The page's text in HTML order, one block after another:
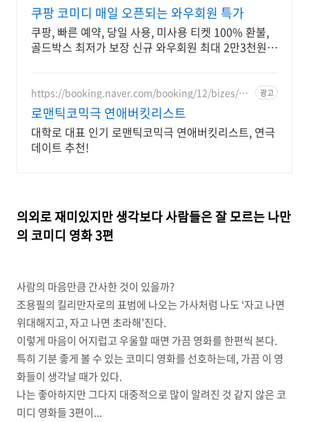
쿠팡 코미디 매일 오픈되는 와우회원 특가
쿠팡, 빠른 예약, 당일 사용, 미사용 티켓 100% 환불,
골드박스 최저가 보장 신규 와우회원 최대 2만3천원
https://booking.naver.com/booking/12/bizes/16
76412
광고
로맨틱코믹극 연애버킷리스트
대학로 대표 인기 로맨틱코믹극 연애버킷리스트, 연극
데이트 추천!
의외로 재미있지만 생각보다 사람들은 잘 모르는 나만
의 코미디 영화3편
사람의 마음만큼 간사한 것이 있을까?
조용필의 킬리만자로의 표범에 나오는 가사처럼 나도 ‘자고 나면
위대해지고, 자고 나면 초라해’진다.
이렇게 마음이 어지럽고 우울할 때면 가끔 영화를 한편씩 본다.
특히 기분 좋게 볼 수 있는 코미디 영화를 선호하는데, 가끔 이 영
화들이 생각날 때가 있다.
나는 좋아하지만 그다지 대중적으로 많이 알려진 것 같지 않은 코
미디 영화들3편이...